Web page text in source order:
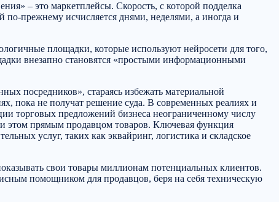
– это маркетплейсы. Скорость, с которой подделка
по-прежнему исчисляется днями, неделями, а иногда и
площадки, которые используют нейросети для того,
внезапно становятся «простыми информационными
посредников», стараясь избежать материальной
пока не получат решение суда. В современных реалиях и
торговых предложений бизнеса неограниченному числу
этом прямым продавцом товаров. Ключевая функция
услуг, таких как эквайринг, логистика и складское
свои товары миллионам потенциальных клиентов.
помощником для продавцов, беря на себя техническую